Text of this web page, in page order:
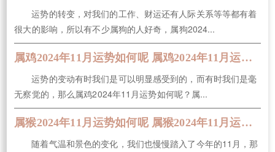
运势的转变，对我们的工作、财运还有人际关系等等都有着
很大的影响，所以有不少属狗的人好奇，属狗2024...
属鸡2024年11月运势如何呢 属鸡2024年11月运势及运程
运势的变动有时我们是可以明显感受到的，而有时我们是毫
无察觉的，那么属鸡2024年11月运势如何呢？属...
属猴2024年11月运势如何呢 属猴2024年11月运势及运程
随着气温和景色的变化，我们也慢慢踏入了今年的11月，那